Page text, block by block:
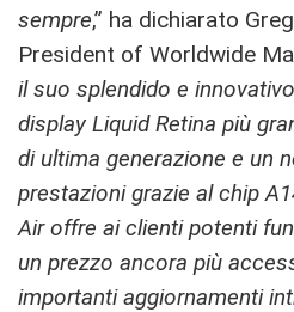
sempre,” ha dichiarato
President of Worldwide
il suo splendido e
display Liquid Retina più
di ultima generazione e un
prestazioni grazie al chip
Air offre ai clienti potenti
un prezzo ancora più
importanti aggiornamenti